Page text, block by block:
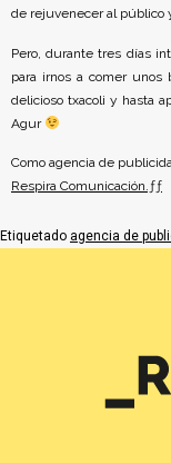
de rejuvenecer al público
Pero, durante tres días
para irnos a comer unos
delicioso txacoli y hasta
Agur
Como agencia de
Respira Comunicación.ƒƒ
Etiquetado agencia de